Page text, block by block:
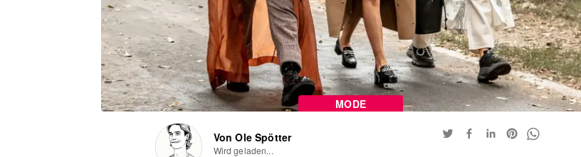
MODE
Von Ole Spötter
Wird geladen...